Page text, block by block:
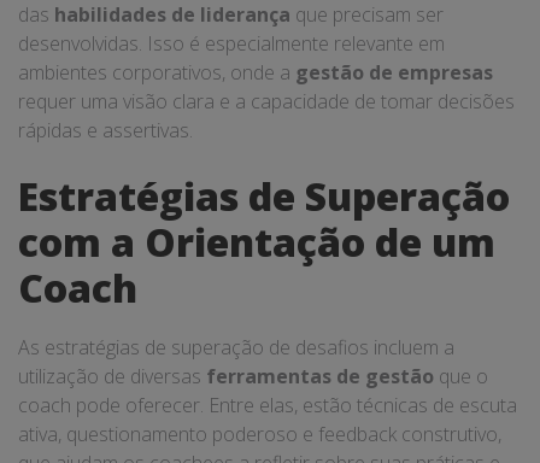
das habilidades de liderança que precisam ser
desenvolvidas. Isso é especialmente relevante em
ambientes corporativos, onde a gestão de empresas
requer uma visão clara e a capacidade de tomar decisões
rápidas e assertivas.
Estratégias de Superação
com a Orientação de um
Coach
As estratégias de superação de desafios incluem a
utilização de diversas ferramentas de gestão que o
coach pode oferecer. Entre elas, estão técnicas de escuta
ativa, questionamento poderoso e feedback construtivo,